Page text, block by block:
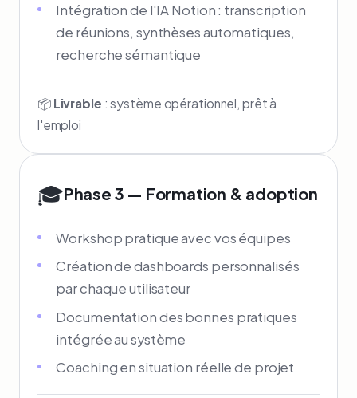
Intégration de l'IA Notion : transcription
de réunions, synthèses automatiques,
recherche sémantique
📦 Livrable : système opérationnel, prêt à
l'emploi
🎓Phase 3 — Formation & adoption
Workshop pratique avec vos équipes
Création de dashboards personnalisés
par chaque utilisateur
Documentation des bonnes pratiques
intégrée au système
Coaching en situation réelle de projet